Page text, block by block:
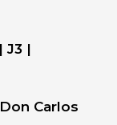
J3 |
Carlos